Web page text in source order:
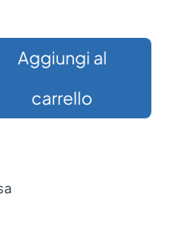
Aggiungi al
carrello